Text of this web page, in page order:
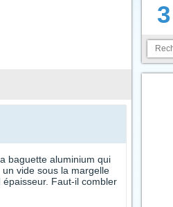
baguette aluminium qui
vide sous la margelle
Faut-il combler
3